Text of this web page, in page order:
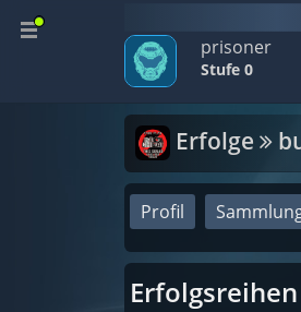
prisoner
Stufe 0
Erfolge
Profil